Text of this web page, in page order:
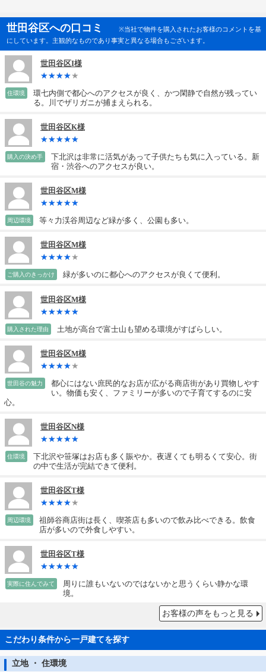
世田谷区への口コミ
※当社で物件を購入されたお客様のコメントを基
にしています。主観的なものであり事実と異なる場合もございます。
世田谷区I様
住環境
環七内側で都心へのアクセスが良く、かつ閑静で自然が残ってい
る。川でザリガニが捕まえられる。
世田谷区K様
購入の決め手
下北沢は非常に活気があって子供たちも気に入っている。新
宿・渋谷へのアクセスが良い。
世田谷区M様
周辺環境 等々力渓谷周辺など緑が多く、公園も多い。
世田谷区M様
ご購入のきっかけ 緑が多いのに都心へのアクセスが良くて便利。
世田谷区M様
購入された理由 土地が高台で富士山も望める環境がすばらしい。
世田谷区M様
世田谷の魅力
都心にはない庶民的なお店が広がる商店街があり買物しやす
い。物価も安く、ファミリーが多いので子育てするのに安
心。
世田谷区N様
住環境
下北沢や笹塚はお店も多く賑やか。夜遅くても明るくて安心。街
の中で生活が完結できて便利。
世田谷区T様
周辺環境
祖師谷商店街は長く、喫茶店も多いので飲み比べできる。飲食
店が多いので外食しやすい。
世田谷区T様
実際に住んでみて
周りに誰もいないのではないかと思うくらい静かな環
境。
お客様の声をもっと見る
こだわり条件から一戸建てを探す
立地 ・ 住環境